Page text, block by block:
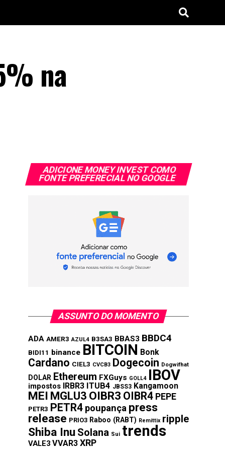
na
ADICIONE MONEY INVEST COMO
FONTE PREFERECIAL NO GOOGLE
ASSUNTO DO MOMENTO
ADA AMER3 AZUL4 B3SA3 BBAS3 BBDC4
BIDI11 binance BITCOIN Bonk
Cardano CIEL3 CVCB3 Dogecoin Dogwifhat
DOLAR Ethereum FXGuys GOLL4 IBOV
impostos IRBR3 ITUB4 JBSS3 Kangamoon
MEI MGLU3 OIBR3 OIBR4 PEPE
PETR3 PETR4 poupança press
release PRIO3 Raboo (RABT) Remittix ripple
Shiba Inu Solana Sui trends
VALE3 VVAR3 XRP